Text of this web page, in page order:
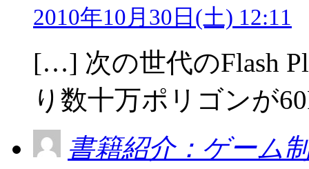
2010年10月30日(土) 12:11
[…] 次の世代のFlash
り数十万ポリゴンが
書籍紹介：ゲーム